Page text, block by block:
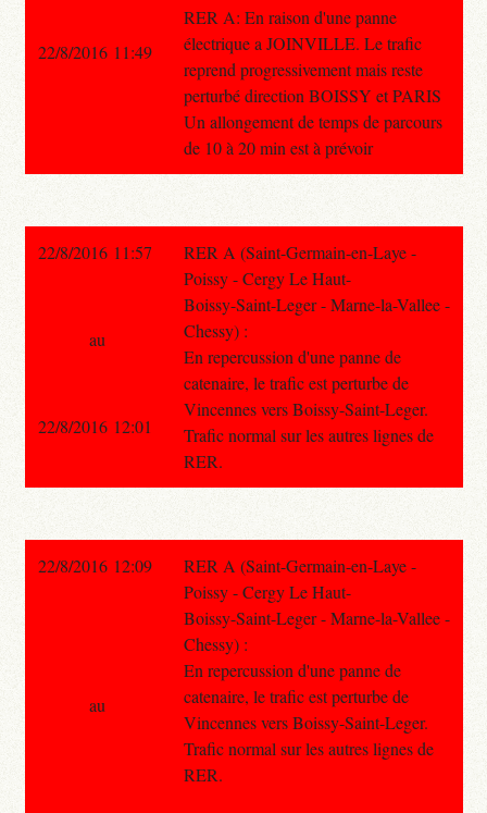
RER A: En raison d'une panne
électrique a JOINVILLE. Le trafic
reprend progressivement mais reste
perturbé direction BOISSY et PARIS
Un allongement de temps de parcours
de 10 à 20 min est à prévoir
22/8/2016 11:49
22/8/2016 11:57
RER A (Saint-Germain-en-Laye -
Poissy - Cergy Le Haut-
Boissy-Saint-Leger - Marne-la-Vallee -
Chessy) :
En repercussion d'une panne de
catenaire, le trafic est perturbe de
Vincennes vers Boissy-Saint-Leger.
Trafic normal sur les autres lignes de
RER.
au
22/8/2016 12:01
22/8/2016 12:09
RER A (Saint-Germain-en-Laye -
Poissy - Cergy Le Haut-
Boissy-Saint-Leger - Marne-la-Vallee -
Chessy) :
En repercussion d'une panne de
catenaire, le trafic est perturbe de
Vincennes vers Boissy-Saint-Leger.
Trafic normal sur les autres lignes de
RER.
au